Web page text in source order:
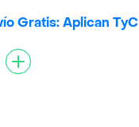
Gratis: Aplican TyC